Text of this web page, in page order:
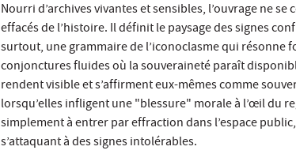
Nourri d’archives vivantes et sensibles, l’ouvrage ne
effacés de l’histoire. Il définit le paysage des signes
surtout, une grammaire de l’iconoclasme qui résonne
conjonctures fluides où la souveraineté paraît
rendent visible et s’affirment eux-mêmes comme
lorsqu’elles infligent une "blessure" morale à l’œil du
simplement à entrer par effraction dans l’espace
s’attaquant à des signes intolérables.